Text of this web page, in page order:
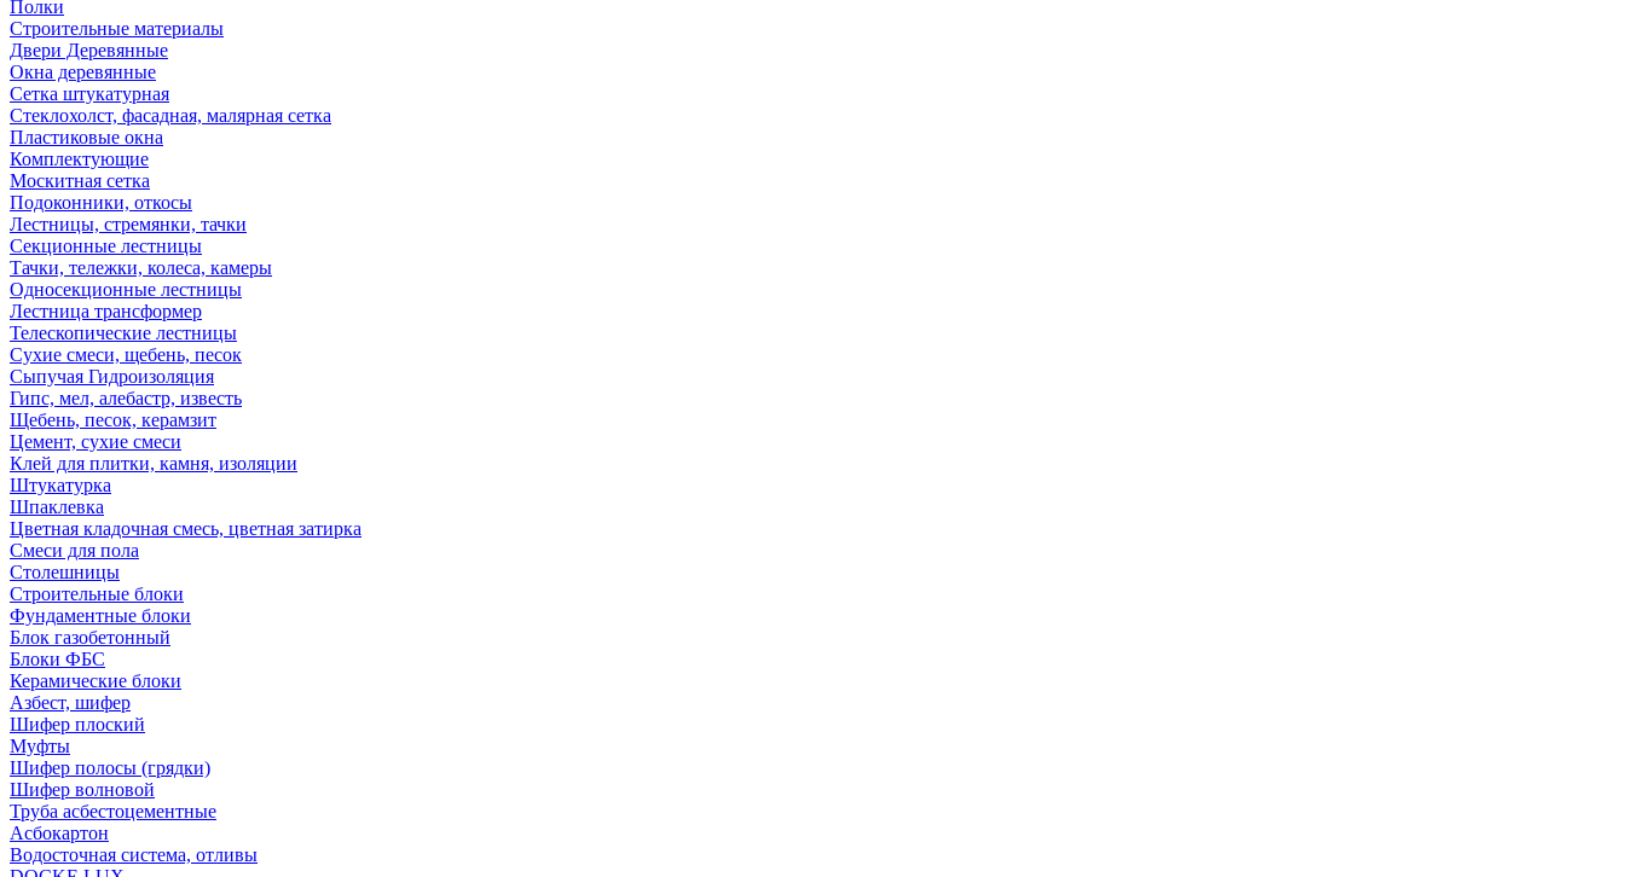
Полки
Строительные материалы
Двери Деревянные
Окна деревянные
Сетка штукатурная
Стеклохолст, фасадная, малярная сетка
Пластиковые окна
Комплектующие
Москитная сетка
Подоконники, откосы
Лестницы, стремянки, тачки
Секционные лестницы
Тачки, тележки, колеса, камеры
Односекционные лестницы
Лестница трансформер
Телескопические лестницы
Сухие смеси, щебень, песок
Сыпучая Гидроизоляция
Гипс, мел, алебастр, известь
Щебень, песок, керамзит
Цемент, сухие смеси
Клей для плитки, камня, изоляции
Штукатурка
Шпаклевка
Цветная кладочная смесь, цветная затирка
Смеси для пола
Столешницы
Строительные блоки
Фундаментные блоки
Блок газобетонный
Блоки ФБС
Керамические блоки
Азбест, шифер
Шифер плоский
Муфты
Шифер полосы (грядки)
Шифер волновой
Труба асбестоцементные
Асбокартон
Водосточная система, отливы